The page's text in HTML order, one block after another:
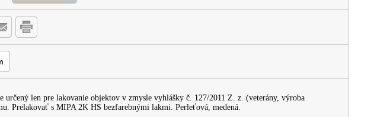
len pre lakovanie objektov v zmysle vyhlášky č. 127/2011 Z. z. (veterány, výroba
Prelakovať s MIPA 2K HS bezfarebnými lakmi. Perleťová, medená.